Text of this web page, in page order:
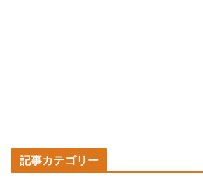
記事カテゴリー